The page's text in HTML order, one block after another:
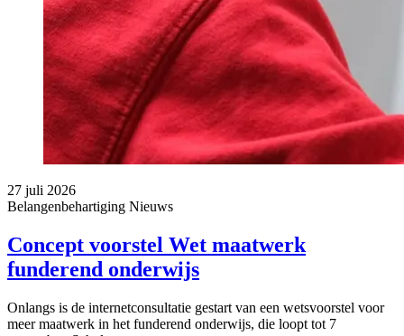
27 juli 2026
Belangenbehartiging Nieuws
Concept voorstel Wet maatwerk
funderend onderwijs
Onlangs is de internetconsultatie gestart van een wetsvoorstel voor
meer maatwerk in het funderend onderwijs, die loopt tot 7